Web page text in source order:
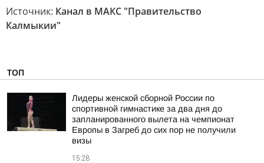
Источник: Канал в МАКС "Правительство
Калмыкии"
ТОП
Лидеры женской сборной России по
спортивной гимнастике за два дня до
запланированного вылета на чемпионат
Европы в Загреб до сих пор не получили
визы
15:28